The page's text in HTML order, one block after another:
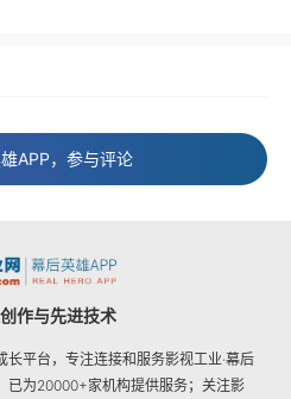
APP，参与评论
作与先进技术
平台，专注连接和服务影视工业·幕后
已为20000+家机构提供服务；关注影